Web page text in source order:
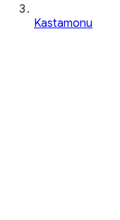
Kastamonu